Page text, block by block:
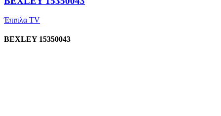
Έπιπλα TV
BEXLEY 15350043